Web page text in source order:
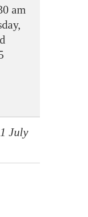
am
July